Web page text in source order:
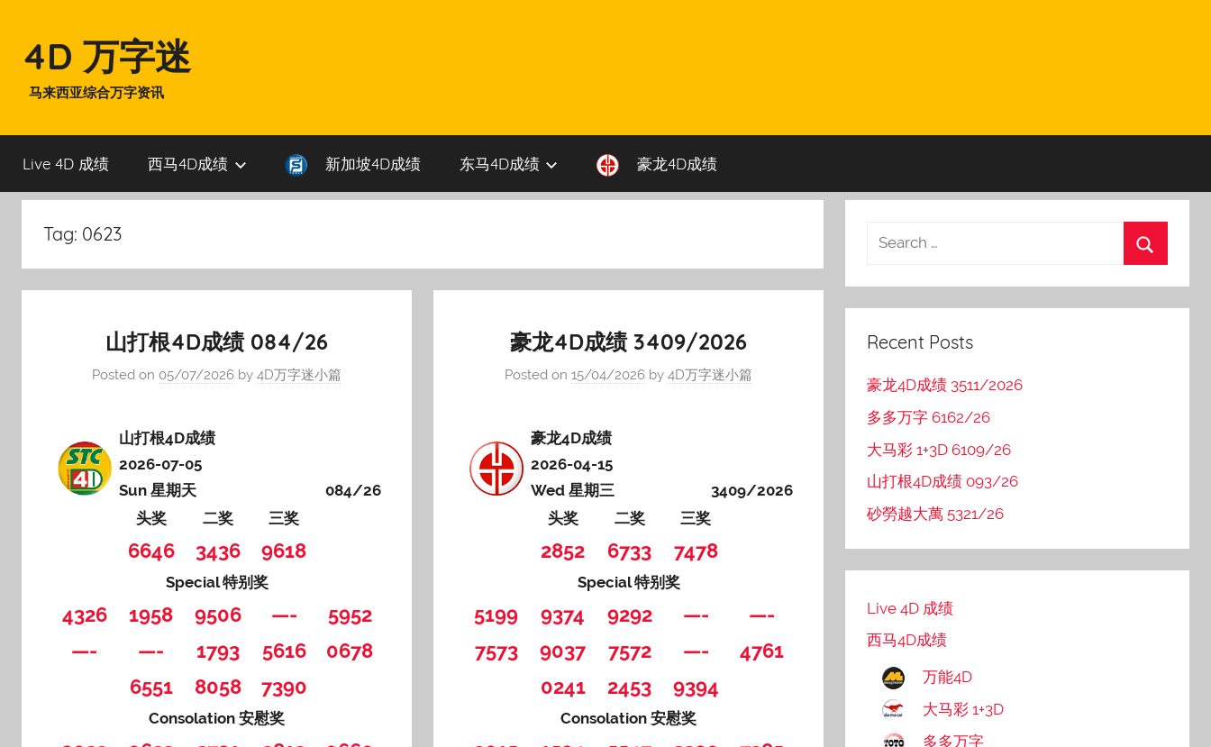
content4D 万字迷
马来西亚综合万字资讯
Live 4D 成绩 西马4D成绩 新加坡4D成绩 东马4D成绩 豪龙4D成绩
Tag: 0623
山打根4D成绩 084/26
Posted on 05/07/2026 by4D万字迷小篇
山打根4D成绩
2026-07-05
Sun 星期天
084/26
头奖
二奖 三奖
6646 3436 9618
Special 特别奖
4326 1958 9506 —-
5952
—-
—- 1793 5616
0678
6551
8058 7390
Consolation 安慰奖
豪龙4D成绩 3409/2026
Posted on15/04/2026 by4D万字迷小篇
豪龙4D成绩
2026-04-15
Wed 星期三
3409/2026
头奖
二奖 三奖
2852 6733 7478
Special 特别奖
5199 9374 9292 —-
—-
7573
9037 7572 —-
4761
0241
2453 9394
Consolation 安慰奖
Recent Posts
豪龙4D成绩 3511/2026
多多万字 6162/26
大马彩 1+3D 6109/26
山打根4D成绩 093/26
砂勞越大萬 5321/26
Live 4D 成绩
西马4D成绩
万能4D
大马彩 1+3D
多多万字